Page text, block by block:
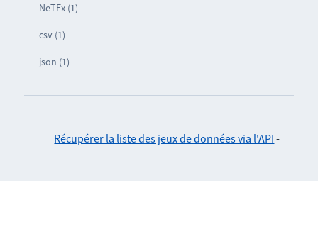
NeTEx (1)
csv (1)
json (1)
Récupérer la liste des jeux de données via l'API -